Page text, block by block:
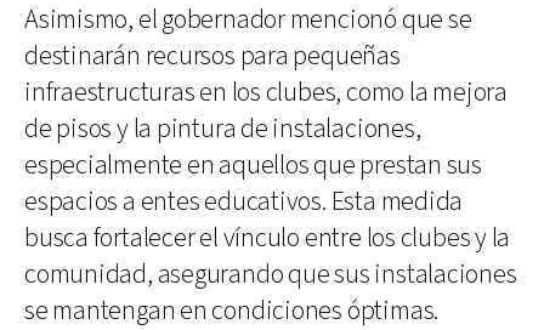
Asimismo, el gobernador mencionó que se
destinarán recursos para pequeñas
infraestructuras en los clubes, como la mejora
de pisos y la pintura de instalaciones,
especialmente en aquellos que prestan sus
espacios a entes educativos. Esta medida
busca fortalecer el vínculo entre los clubes y la
comunidad, asegurando que sus instalaciones
se mantengan en condiciones óptimas.